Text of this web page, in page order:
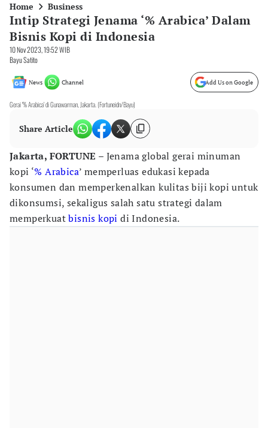
Home Business
Intip Strategi Jenama ‘% Arabica’ Dalam
Bisnis Kopi di Indonesia
10 Nov 2023, 19:52 WIB
Bayu Satito
News Channel Add Us on Google
Gerai '% Arabica' di Gunawarman, Jakarta. (Fortuneidn/Bayu)
Share Article
Jakarta, FORTUNE – Jenama global gerai minuman
kopi ‘% Arabica’ memperluas edukasi kepada
konsumen dan memperkenalkan kulitas biji kopi untuk
dikonsumsi, sekaligus salah satu strategi dalam
memperkuatbisnis kopi di Indonesia.